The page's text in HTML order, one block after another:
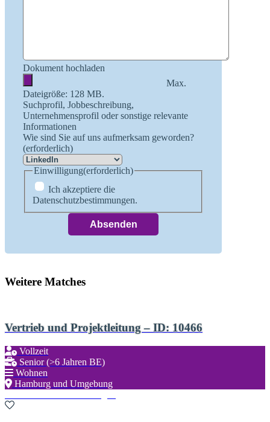
Dokument hochladen
Max.
Dateigröße: 128 MB.
Suchprofil, Jobbeschreibung,
Unternehmensprofil oder sonstige relevante
Informationen
Wie sind Sie auf uns aufmerksam geworden?
(erforderlich)
Einwilligung(erforderlich)
Ich akzeptiere die
Datenschutzbestimmungen.
Weitere Matches
Vertrieb und Projektleitung – ID: 10466
Vollzeit
Senior (>6 Jahren BE)
Wohnen
Hamburg und Umgebung